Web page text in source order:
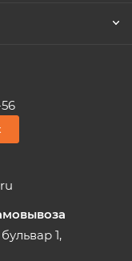
1,